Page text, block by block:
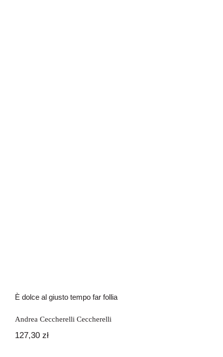
È dolce al giusto tempo far follia
Andrea Ceccherelli Ceccherelli
127,30 zł